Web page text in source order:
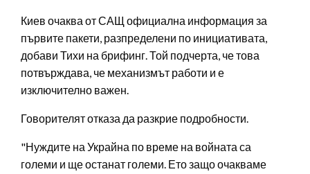
Киев очаква от САЩ официална информация за
първите пакети, разпределени по инициативата,
добави Тихи на брифинг. Той подчерта, че това
потвърждава, че механизмът работи и е
изключително важен.
Говорителят отказа да разкрие подробности.
"Нуждите на Украйна по време на войната са
големи и ще останат големи. Ето защо очакваме